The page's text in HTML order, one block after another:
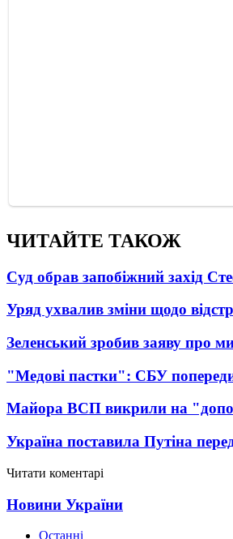
ЧИТАЙТЕ ТАКОЖ
Суд обрав запобіжний захід
Уряд ухвалив зміни щодо
Зеленський зробив заяву про
"Медові пастки": СБУ
Майора ВСП викрили на
Україна поставила Путіна
Читати коментарі
Новини України
Останні